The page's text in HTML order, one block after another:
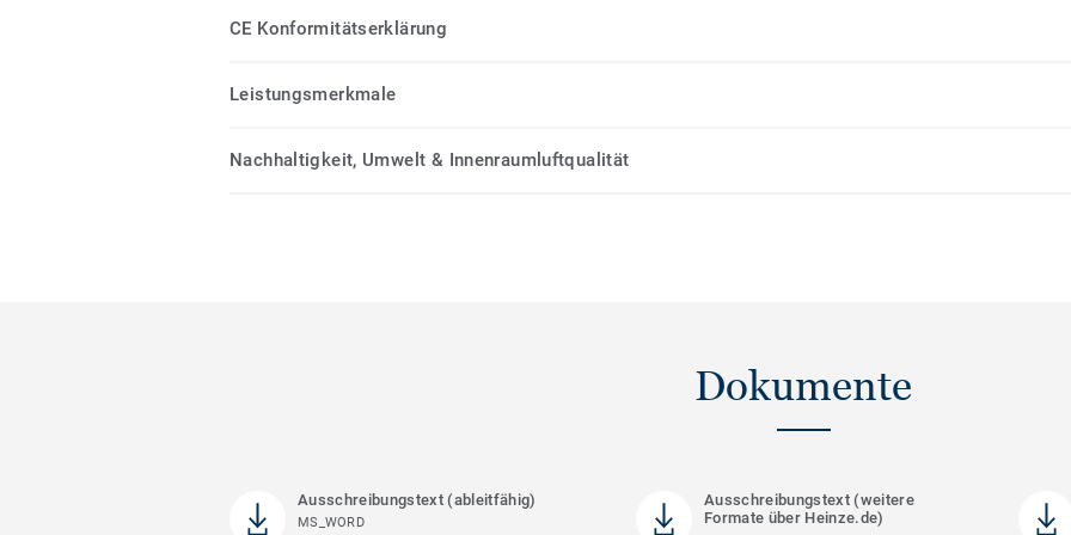
CE Konformitätserklärung
Leistungsmerkmale
Nachhaltigkeit, Umwelt & Innenraumluftqualität
Dokumente
Ausschreibungstext (ableitfähig)
MS_WORD
Ausschreibungstext (weitere
Formate über Heinze.de)